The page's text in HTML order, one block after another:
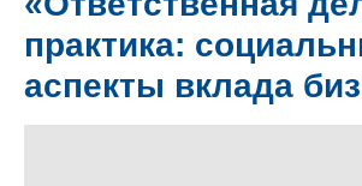
практика:
аспекты вклада